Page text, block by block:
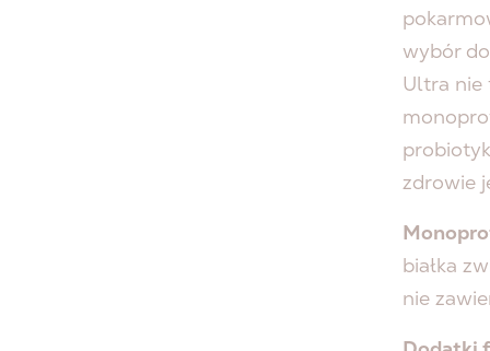
wybór
Ultra nie
zdrowie
białka
nie